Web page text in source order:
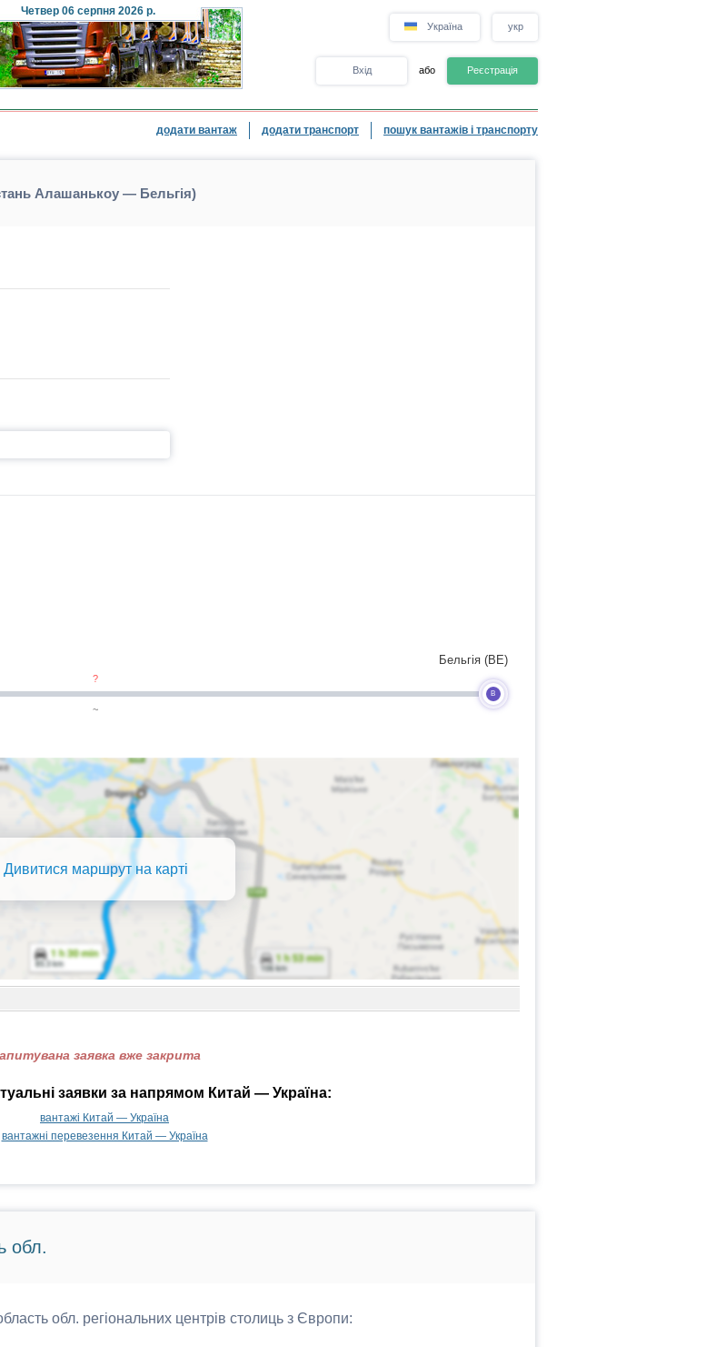
Четвер 06 серпня 2026 р.
Україна укр
Вхід або Реєстрація
додати вантаж додати транспорт пошук вантажів і транспорту
Алашанькоу — Бельгія)
?
~
B
Бельгія (BE)
Дивитися маршрут на карті
заявка вже закрита
заявки за напрямом Китай — Україна:
вантажі Китай — Україна
вантажні перевезення Китай — Україна
обл.
обл. регіональних центрів столиць з Європи: